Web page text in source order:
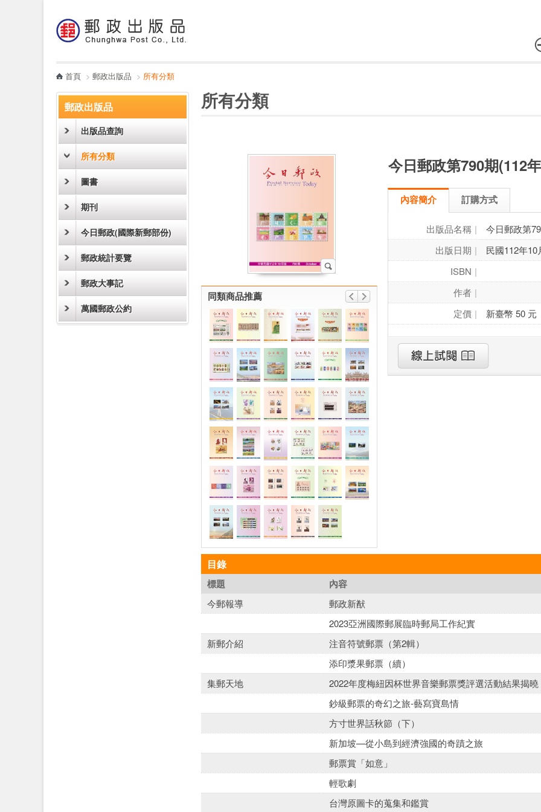
哪裡買
首頁 > 郵政出版品 > 所有分類
郵政出版品
出版品查詢
所有分類
圖書
期刊
今日郵政(國際新郵部份)
郵政統計要覽
郵政大事記
萬國郵政公約
所有分類
同類商品推薦
今日郵政第790期(112
內容簡介 訂購方式
出版品名稱
今日郵政第
出版日期
民國112年10
ISBN
作者
定價
新臺幣 50 元
目錄
標題 內容
今郵報導 郵政新猷
2023亞洲國際郵展臨時郵局工作紀實
新郵介紹
注音符號郵票（第2輯）
添印漿果郵票（續）
集郵天地
2022年度梅紐因杯世界音樂郵票獎評選活動結果揭曉
鈔級郵票的奇幻之旅-藝寫寶島情
方寸世界話秋節（下）
新加坡—從小島到經濟強國的奇蹟之旅
郵票賞「如意」
輕歌劇
台灣原圖卡的蒐集和鑑賞